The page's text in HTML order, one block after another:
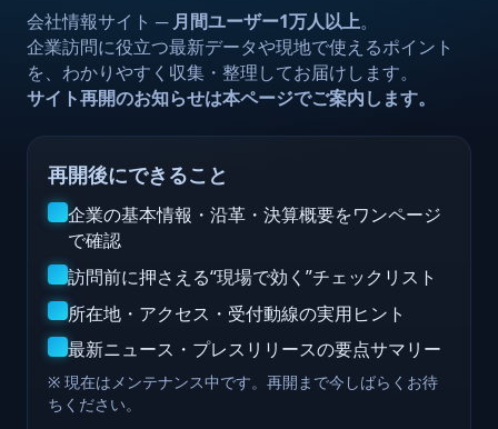
会社情報サイト ─月間ユーザー1万人以上。
企業訪問に役立つ最新データや現地で使えるポイント
を、わかりやすく収集・整理してお届けします。
サイト再開のお知らせは本ページでご案内します。
再開後にできること
企業の基本情報・沿革・決算概要をワンページ
で確認
訪問前に押さえる“現場で効く”チェックリスト
所在地・アクセス・受付動線の実用ヒント
最新ニュース・プレスリリースの要点サマリー
※ 現在はメンテナンス中です。再開まで今しばらくお待
ちください。